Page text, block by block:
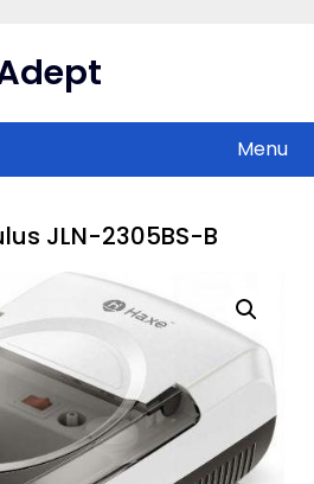
Menu
JLN-2305BS-B